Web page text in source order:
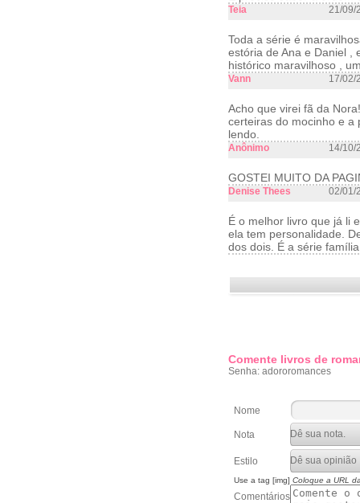
Teia 21/09/
Toda a série é
estória de Ana e Daniel ,
histórico maravilhoso ,
Vann 17/02/
Acho que virei fã da
certeiras do mocinho e a
lendo.
Anônimo 14/10/
GOSTEI MUITO DA
Denise Thees 02/01/
É o melhor livro que já li
ela tem personalidade.
dos dois. É a série
Comente livros de
Senha: adororomances
Nome
Nota
Estilo
Use a tag [img] Coloque a URL
Comentários